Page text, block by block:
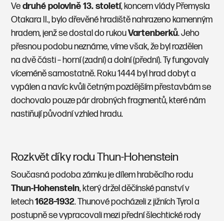
Vedruhé polovině 13. století, koncem vlády Přemysla
Otakara II., bylo dřevěné hradiště nahrazeno kamenným
hradem, jenž se dostal do rukouVartenberků. Jeho
přesnou podobu neznáme, víme však, že byl rozdělen
na dvě části – horní (zadní) a dolní (přední). Ty fungovaly
víceméně samostatně. Roku 1444 byl hrad dobyt a
vypálen a navíc kvůli četným pozdějším přestavbám se
dochovalo pouze pár drobných fragmentů, které nám
nastiňují původní vzhled hradu.
Rozkvět díky rodu Thun-Hohenstein
Současná podoba zámku je dílem hraběcího rodu
Thun-Hohenstein, který držel děčínské panství v
letech1628–1932. Thunové pocházeli z jižních Tyrol a
postupně se vypracovali mezi přední šlechtické rody